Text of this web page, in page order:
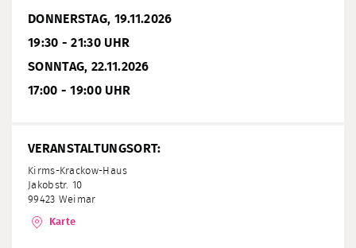
DONNERSTAG, 19.11.2026
19:30 - 21:30 UHR
SONNTAG, 22.11.2026
17:00 - 19:00 UHR
VERANSTALTUNGSORT:
Kirms-Krackow-Haus
Jakobstr. 10
99423 Weimar
Karte